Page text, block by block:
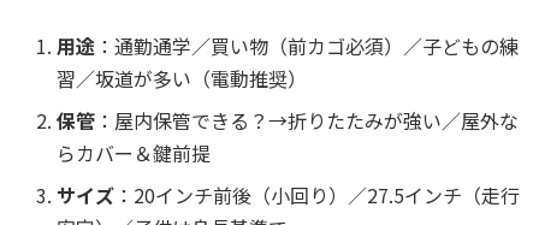
用途 ：通勤通学／買い物（前カゴ必須）／子どもの練
習／坂道が多い（電動推奨）
保管 ：屋内保管できる？→折りたたみが強い／屋外な
らカバー＆鍵前提
サイズ ：20インチ前後（小回り）／27.5インチ（走行